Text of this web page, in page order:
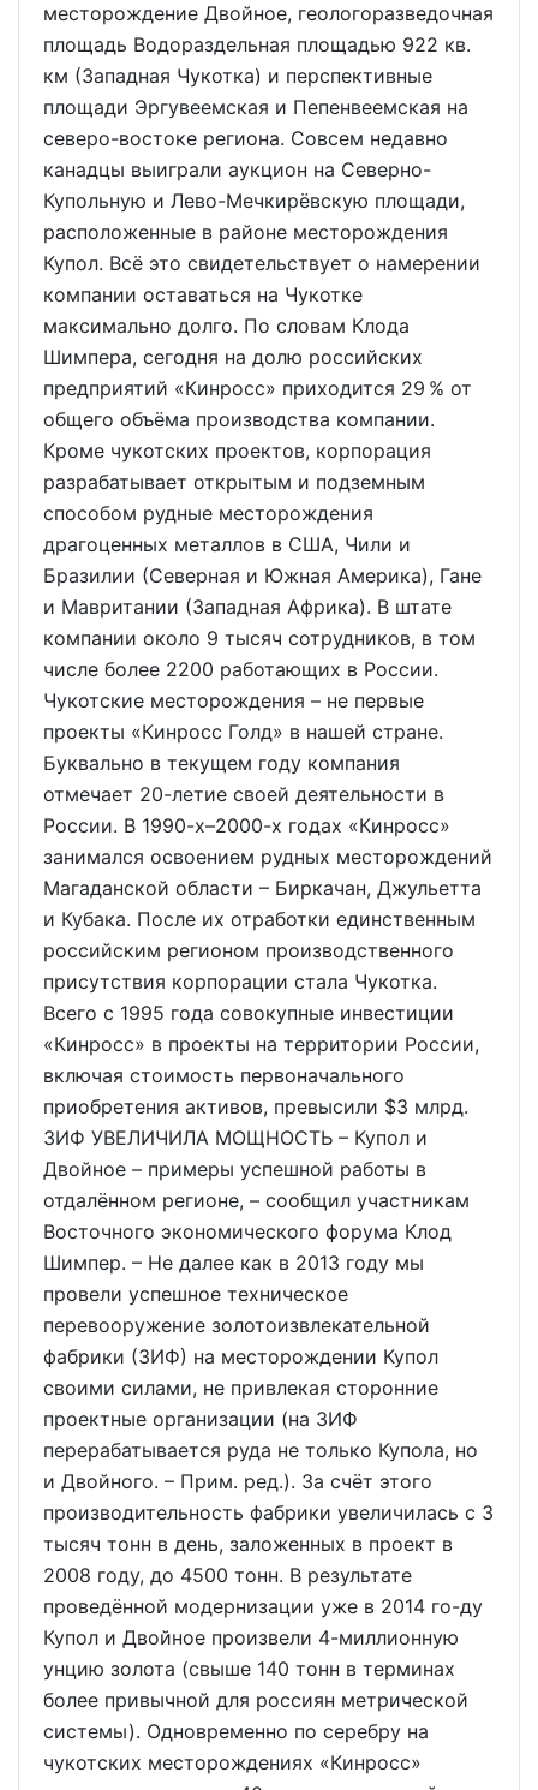
месторождение Двойное, геологоразведочная
площадь Водораздельная площадью 922 кв.
км (Западная Чукотка) и перспективные
площади Эргувеемская и Пепенвеемская на
северо-востоке региона. Совсем недавно
канадцы выиграли аукцион на Северно-
Купольную и Лево-Мечкирёвскую площади,
расположенные в районе месторождения
Купол. Всё это свидетельствует о намерении
компании оставаться на Чукотке
максимально долго. По словам Клода
Шимпера, сегодня на долю российских
предприятий «Кинросс» приходится 29 % от
общего объёма производства компании.
Кроме чукотских проектов, корпорация
разрабатывает открытым и подземным
способом рудные месторождения
драгоценных металлов в США, Чили и
Бразилии (Северная и Южная Америка), Гане
и Мавритании (Западная Африка). В штате
компании около 9 тысяч сотрудников, в том
числе более 2200 работающих в России.
Чукотские месторождения – не первые
проекты «Кинросс Голд» в нашей стране.
Буквально в текущем году компания
отмечает 20-летие своей деятельности в
России. В 1990-х–2000-х годах «Кинросс»
занимался освоением рудных месторождений
Магаданской области – Биркачан, Джульетта
и Кубака. После их отработки единственным
российским регионом производственного
присутствия корпорации стала Чукотка.
Всего с 1995 года совокупные инвестиции
«Кинросс» в проекты на территории России,
включая стоимость первоначального
приобретения активов, превысили $3 млрд.
ЗИФ УВЕЛИЧИЛА МОЩНОСТЬ – Купол и
Двойное – примеры успешной работы в
отдалённом регионе, – сообщил участникам
Восточного экономического форума Клод
Шимпер. – Не далее как в 2013 году мы
провели успешное техническое
перевооружение золотоизвлекательной
фабрики (ЗИФ) на месторождении Купол
своими силами, не привлекая сторонние
проектные организации (на ЗИФ
перерабатывается руда не только Купола, но
и Двойного. – Прим. ред.). За счёт этого
производительность фабрики увеличилась с 3
тысяч тонн в день, заложенных в проект в
2008 году, до 4500 тонн. В результате
проведённой модернизации уже в 2014 го-ду
Купол и Двойное произвели 4-миллионную
унцию золота (свыше 140 тонн в терминах
более привычной для россиян метрической
системы). Одновременно по серебру на
чукотских месторождениях «Кинросс»